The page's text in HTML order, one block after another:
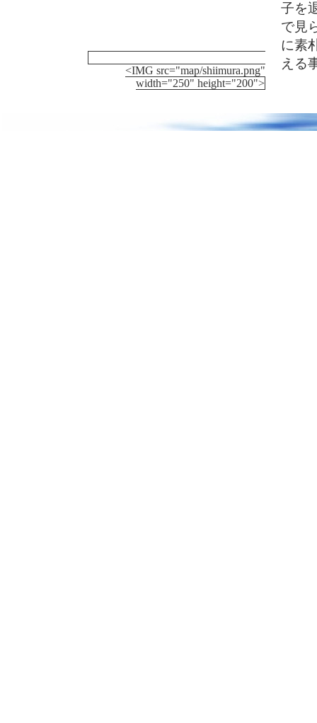
<IMG src="map/shiimura.png"
width="250" height="200">
子を
で見
に素
える